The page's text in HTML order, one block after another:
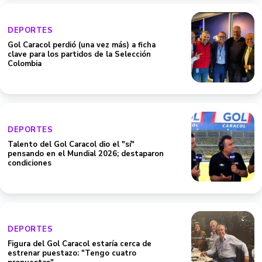
DEPORTES
Gol Caracol perdió (una vez más) a ficha
clave para los partidos de la Selección
Colombia
DEPORTES
Talento del Gol Caracol dio el "sí"
pensando en el Mundial 2026; destaparon
condiciones
DEPORTES
Figura del Gol Caracol estaría cerca de
estrenar puestazo: "Tengo cuatro